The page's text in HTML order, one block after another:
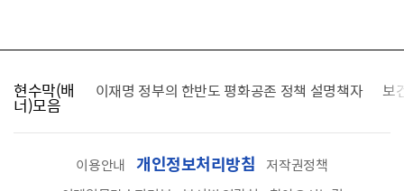
현수막(배
너)모음
찾습니다 이재명 정부의 한반도 평화공존 정책 설명책자 보
이용안내 개인정보처리방침
저작권정책